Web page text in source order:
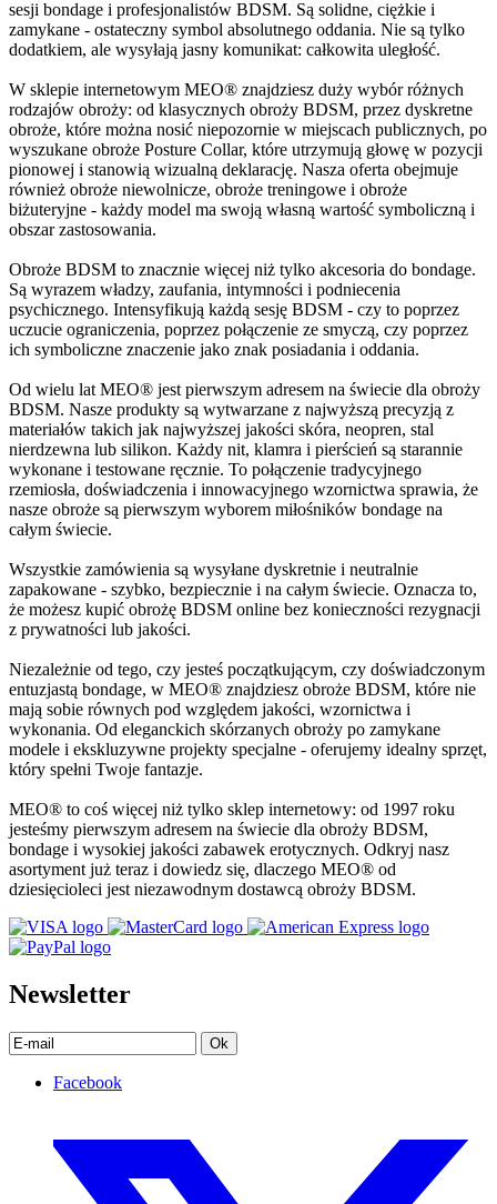
sesji bondage i profesjonalistów BDSM. Są solidne, ciężkie i
zamykane - ostateczny symbol absolutnego oddania. Nie są tylko
dodatkiem, ale wysyłają jasny komunikat: całkowita uległość.
W sklepie internetowym MEO® znajdziesz duży wybór różnych
rodzajów obroży: od klasycznych obroży BDSM, przez dyskretne
obroże, które można nosić niepozornie w miejscach publicznych, po
wyszukane obroże Posture Collar, które utrzymują głowę w pozycji
pionowej i stanowią wizualną deklarację. Nasza oferta obejmuje
również obroże niewolnicze, obroże treningowe i obroże
biżuteryjne - każdy model ma swoją własną wartość symboliczną i
obszar zastosowania.
Obroże BDSM to znacznie więcej niż tylko akcesoria do bondage.
Są wyrazem władzy, zaufania, intymności i podniecenia
psychicznego. Intensyfikują każdą sesję BDSM - czy to poprzez
uczucie ograniczenia, poprzez połączenie ze smyczą, czy poprzez
ich symboliczne znaczenie jako znak posiadania i oddania.
Od wielu lat MEO® jest pierwszym adresem na świecie dla obroży
BDSM. Nasze produkty są wytwarzane z najwyższą precyzją z
materiałów takich jak najwyższej jakości skóra, neopren, stal
nierdzewna lub silikon. Każdy nit, klamra i pierścień są starannie
wykonane i testowane ręcznie. To połączenie tradycyjnego
rzemiosła, doświadczenia i innowacyjnego wzornictwa sprawia, że
nasze obroże są pierwszym wyborem miłośników bondage na
całym świecie.
Wszystkie zamówienia są wysyłane dyskretnie i neutralnie
zapakowane - szybko, bezpiecznie i na całym świecie. Oznacza to,
że możesz kupić obrożę BDSM online bez konieczności rezygnacji
z prywatności lub jakości.
Niezależnie od tego, czy jesteś początkującym, czy doświadczonym
entuzjastą bondage, w MEO® znajdziesz obroże BDSM, które nie
mają sobie równych pod względem jakości, wzornictwa i
wykonania. Od eleganckich skórzanych obroży po zamykane
modele i ekskluzywne projekty specjalne - oferujemy idealny sprzęt,
który spełni Twoje fantazje.
MEO® to coś więcej niż tylko sklep internetowy: od 1997 roku
jesteśmy pierwszym adresem na świecie dla obroży BDSM,
bondage i wysokiej jakości zabawek erotycznych. Odkryj nasz
asortyment już teraz i dowiedz się, dlaczego MEO® od
dziesięcioleci jest niezawodnym dostawcą obroży BDSM.
Newsletter
Ok
Facebook